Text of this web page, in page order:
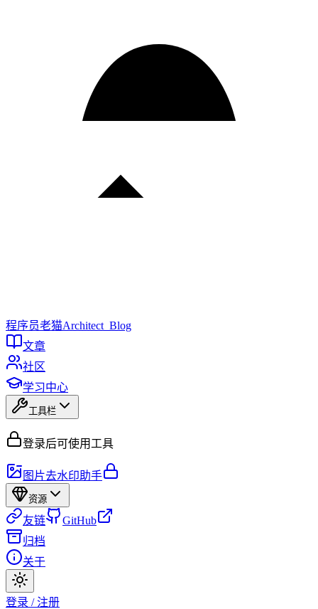
程序员老猫Architect_Blog
文章
社区
学习中心
工具栏
登录后可使用工具
图片去水印助手
资源
友链
GitHub
归档
关于
登录 / 注册